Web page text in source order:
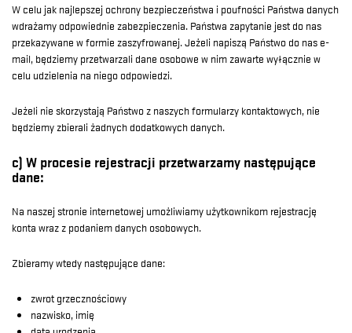
W celu jak najlepszej ochrony bezpieczeństwa i poufności Państwa danych
wdrażamy odpowiednie zabezpieczenia. Państwa zapytanie jest do nas
przekazywane w formie zaszyfrowanej. Jeżeli napiszą Państwo do nas e-
mail, będziemy przetwarzali dane osobowe w nim zawarte wyłącznie w
celu udzielenia na niego odpowiedzi.
Jeżeli nie skorzystają Państwo z naszych formularzy kontaktowych, nie
będziemy zbierali żadnych dodatkowych danych.
c) W procesie rejestracji przetwarzamy następujące
dane:
Na naszej stronie internetowej umożliwiamy użytkownikom rejestrację
konta wraz z podaniem danych osobowych.
Zbieramy wtedy następujące dane:
zwrot grzecznościowy
nazwisko, imię